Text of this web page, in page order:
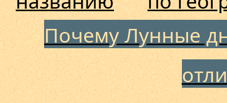
Почему Лунные